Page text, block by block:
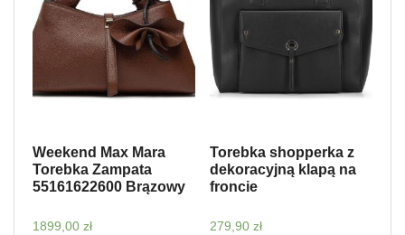
Weekend Max Mara
Torebka Zampata
55161622600 Brązowy
1899,00 zł
Torebka shopperka z
dekoracyjną klapą na
froncie
279,90 zł